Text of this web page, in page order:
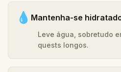
💧 Mantenha-se
Leve água, sobretudo
quests longos.